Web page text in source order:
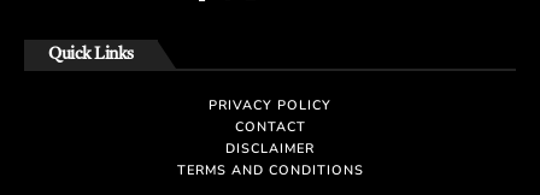
Quick Links
PRIVACY POLICY
CONTACT
DISCLAIMER
TERMS AND CONDITIONS